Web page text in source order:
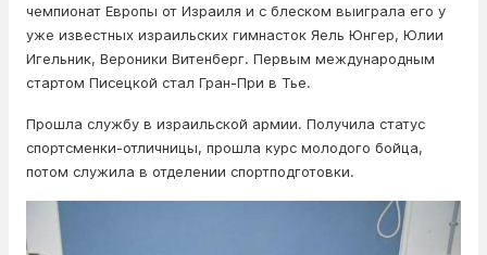
чемпионат Европы от Израиля и с блеском выиграла его у
уже известных израильских гимнасток Яель Юнгер, Юлии
Игельник, Вероники Витенберг. Первым международным
стартом Писецкой стал Гран-При в Тье.
Прошла службу в израильской армии. Получила статус
спортсменки-отличницы, прошла курс молодого бойца,
потом служила в отделении спортподготовки.